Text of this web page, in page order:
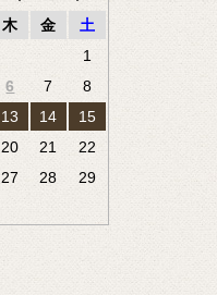
木 金
土
1
6 7
8
13 14
15
20 21
22
27 28
29